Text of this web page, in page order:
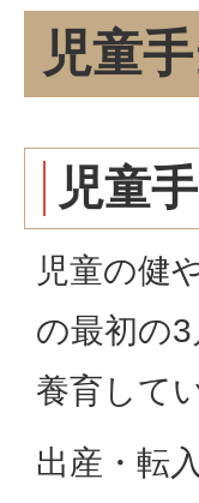
児童
児童
児童の健
の最初の
養育して
出産・転